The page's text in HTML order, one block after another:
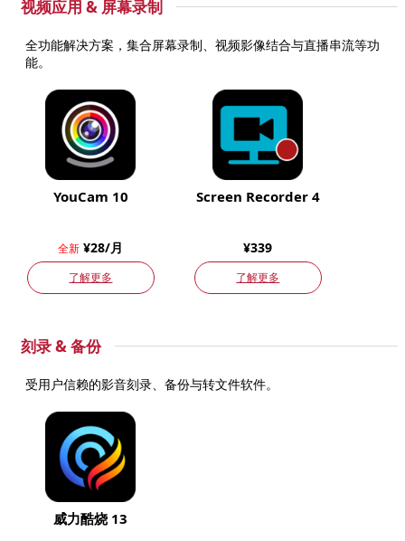
视频应用 & 屏幕录制
全功能解决方案，集合屏幕录制、视频影像结合与直播串流等功
能。
YouCam 10
全新 ¥28/月
了解更多
Screen Recorder 4
¥339
了解更多
刻录 & 备份
受用户信赖的影音刻录、备份与转文件软件。
威力酷烧 13